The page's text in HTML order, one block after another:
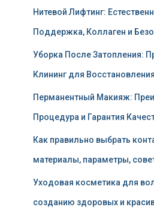
Нитевой Лифтинг:
Поддержка, Коллаген и
Уборка После Затопления:
Клининг для
Перманентный Макияж:
Процедура и Гарантия
Как правильно выбрать
материалы, параметры,
Уходовая косметика для
созданию здоровых и